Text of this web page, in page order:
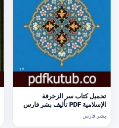
تحميل كتاب سر الزخرفة
الإسلامية PDF تأليف بشر فارس
مجانا [كامل]
بشر فارس